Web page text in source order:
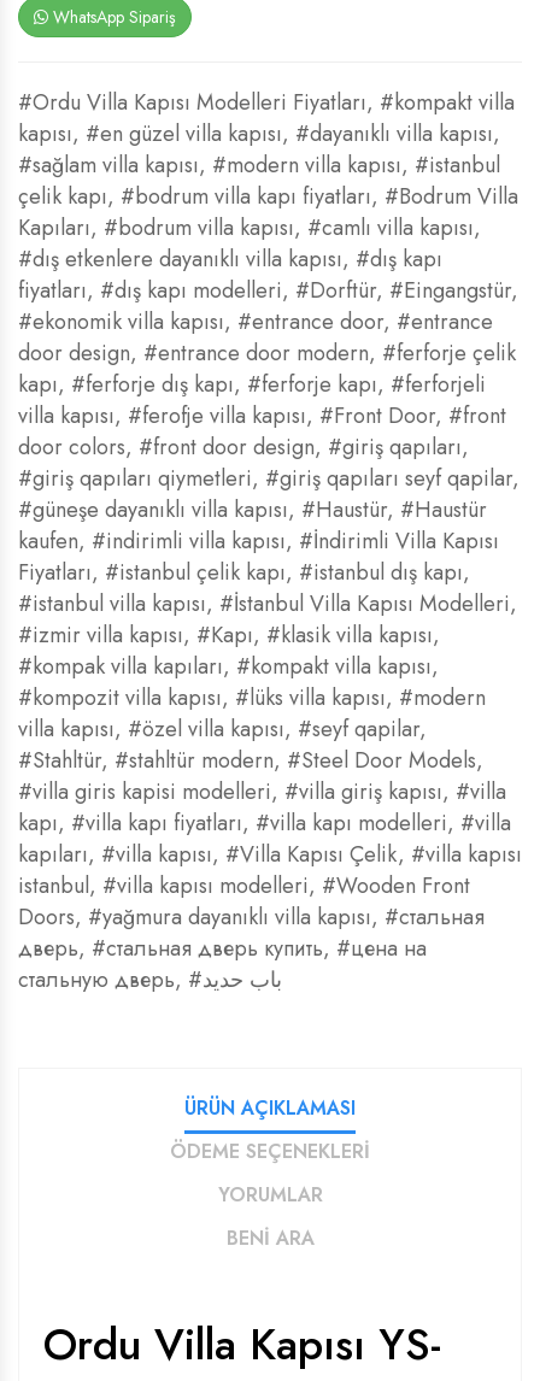
WhatsApp Sipariş
#Ordu Villa Kapısı Modelleri Fiyatları, #kompakt villa
kapısı, #en güzel villa kapısı, #dayanıklı villa kapısı,
#sağlam villa kapısı, #modern villa kapısı, #istanbul
çelik kapı, #bodrum villa kapı fiyatları, #Bodrum Villa
Kapıları, #bodrum villa kapısı, #camlı villa kapısı,
#dış etkenlere dayanıklı villa kapısı, #dış kapı
fiyatları, #dış kapı modelleri, #Dorftür, #Eingangstür,
#ekonomik villa kapısı, #entrance door, #entrance
door design, #entrance door modern, #ferforje çelik
kapı, #ferforje dış kapı, #ferforje kapı, #ferforjeli
villa kapısı, #ferofje villa kapısı, #Front Door, #front
door colors, #front door design, #giriş qapıları,
#giriş qapıları qiymetleri, #giriş qapıları seyf qapilar,
#güneşe dayanıklı villa kapısı, #Haustür, #Haustür
kaufen, #indirimli villa kapısı, #İndirimli Villa Kapısı
Fiyatları, #istanbul çelik kapı, #istanbul dış kapı,
#istanbul villa kapısı, #İstanbul Villa Kapısı Modelleri,
#izmir villa kapısı, #Kapı, #klasik villa kapısı,
#kompak villa kapıları, #kompakt villa kapısı,
#kompozit villa kapısı, #lüks villa kapısı, #modern
villa kapısı, #özel villa kapısı, #seyf qapilar,
#Stahltür, #stahltür modern, #Steel Door Models,
#villa giris kapisi modelleri, #villa giriş kapısı, #villa
kapı, #villa kapı fiyatları, #villa kapı modelleri, #villa
kapıları, #villa kapısı, #Villa Kapısı Çelik, #villa kapısı
istanbul, #villa kapısı modelleri, #Wooden Front
Doors, #yağmura dayanıklı villa kapısı, #стальная
дверь, #стальная дверь купить, #цена на
стальную дверь, #باب حديد
ÜRÜN AÇIKLAMASI
ÖDEME SEÇENEKLERİ
YORUMLAR
BENİ ARA
Ordu Villa Kapısı YS-